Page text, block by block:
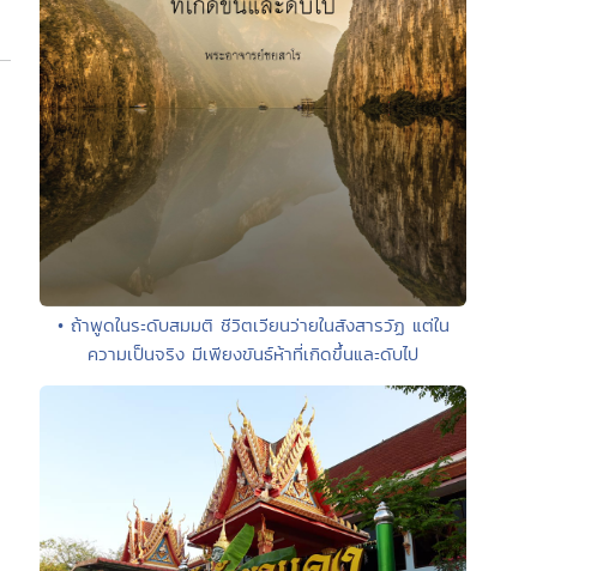
• ถ้าพูดในระดับสมมติ ชีวิตเวียนว่ายในสังสารวัฏ แต่ใน
ความเป็นจริง มีเพียงขันธ์ห้าที่เกิดขึ้นและดับไป